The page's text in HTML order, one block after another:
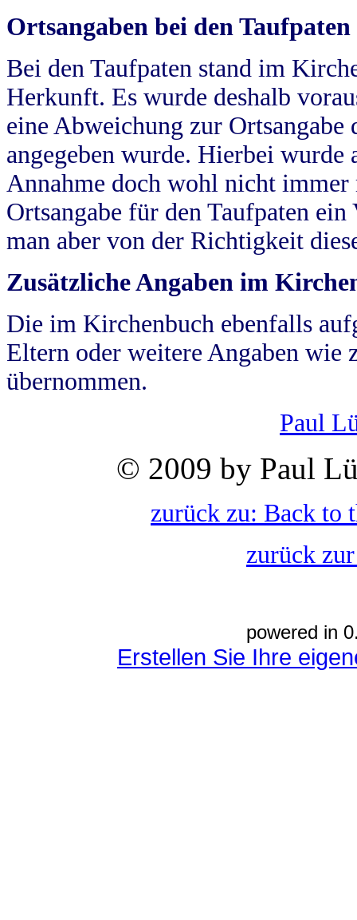
Ortsangaben bei den Taufpaten
Bei den Taufpaten stand im
Herkunft. Es wurde deshalb
eine Abweichung zur
angegeben wurde. Hierbei wurde
Annahme doch wohl nicht
Ortsangabe für den Taufpaten
man aber von der Richtigkeit
Zusätzliche Angaben im
Die im Kirchenbuch ebenfalls
Eltern oder weitere Angaben wie
übernommen.
Paul
© 2009 by Paul
zurück zu: Back to
zurück
powered in
Erstellen Sie Ihre